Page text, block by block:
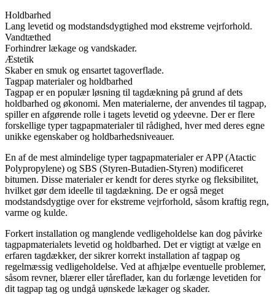
Holdbarhed
Lang levetid og modstandsdygtighed mod ekstreme vejrforhold.
Vandtæthed
Forhindrer lækage og vandskader.
Æstetik
Skaber en smuk og ensartet tagoverflade.
Tagpap materialer og holdbarhed
Tagpap er en populær løsning til tagdækning på grund af dets
holdbarhed og økonomi. Men materialerne, der anvendes til tagpap,
spiller en afgørende rolle i tagets levetid og ydeevne. Der er flere
forskellige typer tagpapmaterialer til rådighed, hver med deres egne
unikke egenskaber og holdbarhedsniveauer.
En af de mest almindelige typer tagpapmaterialer er APP (Atactic
Polypropylene) og SBS (Styren-Butadien-Styren) modificeret
bitumen. Disse materialer er kendt for deres styrke og fleksibilitet,
hvilket gør dem ideelle til tagdækning. De er også meget
modstandsdygtige over for ekstreme vejrforhold, såsom kraftig regn,
varme og kulde.
Forkert installation og manglende vedligeholdelse kan dog påvirke
tagpapmaterialets levetid og holdbarhed. Det er vigtigt at vælge en
erfaren tagdækker, der sikrer korrekt installation af tagpap og
regelmæssig vedligeholdelse. Ved at afhjælpe eventuelle problemer,
såsom revner, blærer eller tåreflader, kan du forlænge levetiden for
dit tagpap tag og undgå uønskede lækager og skader.